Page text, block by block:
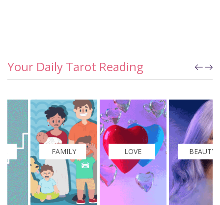
Your Daily Tarot Reading
FAMILY LOVE BEAUTY